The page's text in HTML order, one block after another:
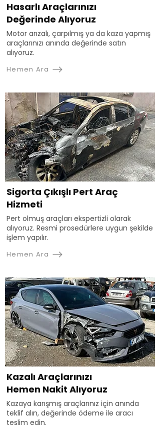
Hasarlı Araçlarınızı
Değerinde Alıyoruz
Motor arızalı, çarpılmış ya da kaza yapmış
araçlarınızı anında değerinde satın
alıyoruz.
Hemen Ara
Sigorta Çıkışlı Pert Araç
Hizmeti
Pert olmuş araçları ekspertizli olarak
alıyoruz. Resmi prosedürlere uygun şekilde
işlem yapılır.
Hemen Ara
Kazalı Araçlarınızı
Hemen Nakit Alıyoruz
Kazaya karışmış araçlarınız için anında
teklif alın, değerinde ödeme ile aracı
teslim edin.